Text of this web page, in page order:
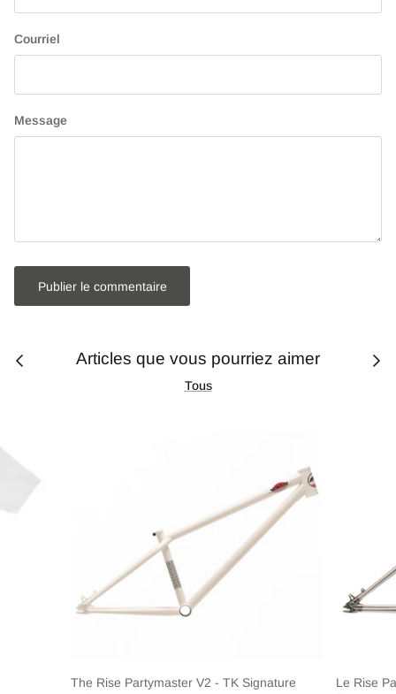
Courriel
Message
Publier le commentaire
Articles que vous pourriez aimer
Tous
The Rise Partymaster V2 - TK Signature
Le Rise